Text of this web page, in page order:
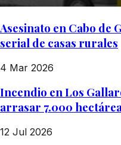
Asesinato en Cabo de
serial de casas rurales
4 Mar 2026
Incendio en Los
arrasar 7.000
12 Jul 2026